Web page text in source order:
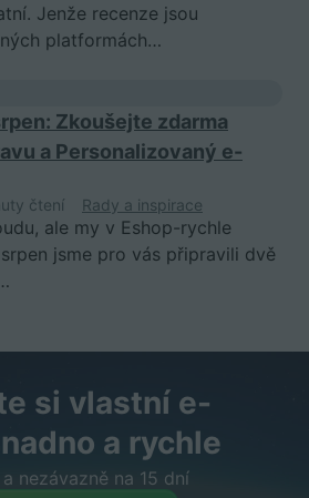
Jenže recenze jsou
platformách…
Zkoušejte zdarma
a Personalizovaný e-
čtení Rady a inspirace
ale my v Eshop-rychle
jsme pro vás připravili dvě
si vlastní e-
a rychle
nezávazně na 15 dní